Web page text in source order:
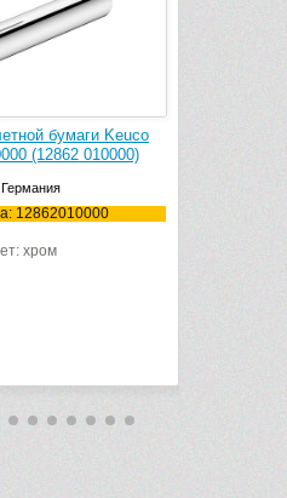
бумаги Keuco
(12862 010000)
Германия
12862010000
хром